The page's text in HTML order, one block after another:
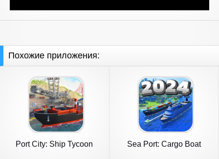
Похожие приложения:
Port City: Ship Tycoon
Sea Port: Cargo Boat